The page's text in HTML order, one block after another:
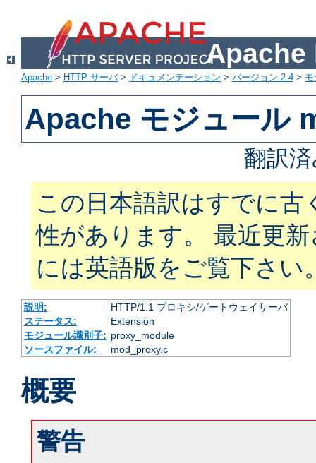
Apache
Apache > HTTP サーバ> ドキュメンテーション > バージョン 2.4 >
Apache モジュール
翻訳
この日本語訳はすでに古
性があります。 最近更
には英語版をご覧下さい
説明:
HTTP/1.1 プロキシ/ゲートウェイサーバ
ステータス:
Extension
モジュール識別子: proxy_module
ソースファイル:
mod_proxy.c
概要
警告